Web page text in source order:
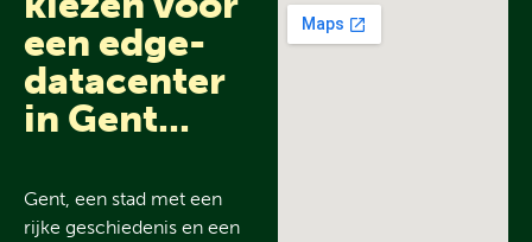
een edge-
datacenter
in Gent...
Gent, een stad met een
rijke geschiedenis en een